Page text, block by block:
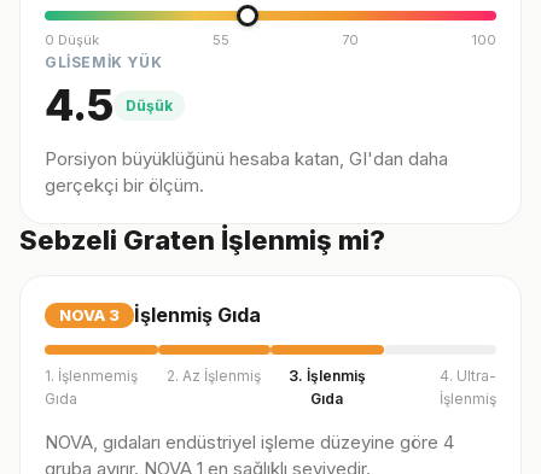
0 Düşük 55 70 100
GLİSEMİK YÜK
4.5 Düşük
Porsiyon büyüklüğünü hesaba katan, GI'dan daha
gerçekçi bir ölçüm.
Sebzeli Graten İşlenmiş mi?
NOVA 3 İşlenmiş Gıda
1. İşlenmemiş
Gıda
2. Az İşlenmiş
3. İşlenmiş
Gıda
4. Ultra-
İşlenmiş
NOVA, gıdaları endüstriyel işleme düzeyine göre 4
gruba ayırır. NOVA 1 en sağlıklı seviyedir.